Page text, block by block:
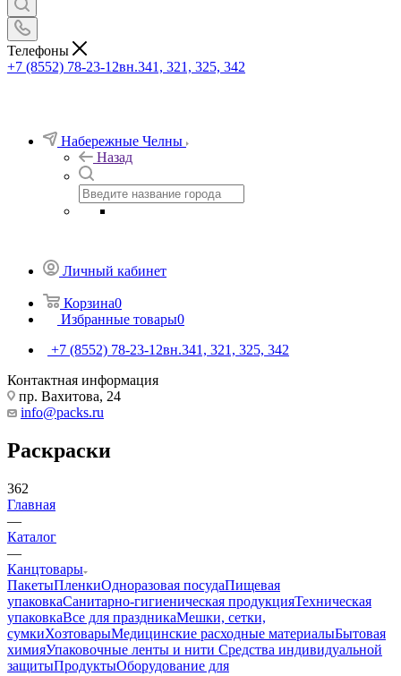
Телефоны
+7 (8552) 78-23-12вн.341, 321, 325, 342
Набережные Челны
Назад
Личный кабинет
Корзина0
Избранные товары0
+7 (8552) 78-23-12вн.341, 321, 325, 342
Контактная информация
пр. Вахитова, 24
info@packs.ru
Раскраски
362
Главная
—
Каталог
—
Канцтовары
ПакетыПленкиОдноразовая посудаПищевая
упаковкаСанитарно-гигиеническая продукцияТехническая
упаковкаВсе для праздникаМешки, сетки,
сумкиХозтоварыМедицинские расходные материалыБытовая
химияУпаковочные ленты и нити Средства индивидуальной
защитыПродуктыОборудование для